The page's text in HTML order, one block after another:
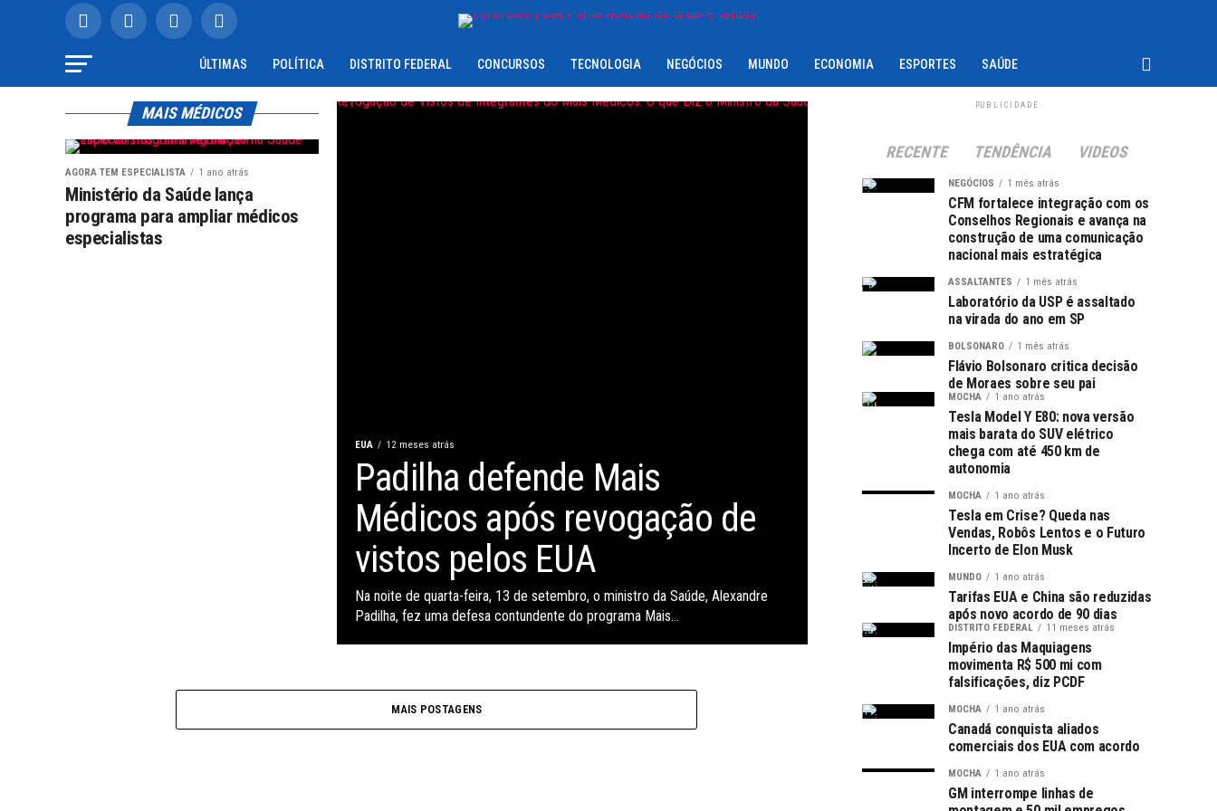
ÚLTIMAS POLÍTICA DISTRITO FEDERAL CONCURSOS TECNOLOGIA NEGÓCIOS MUNDO ECONOMIA ESPORTES SAÚDE
EUA 12 meses atrás
Padilha defende Mais
Médicos após revogação de
vistos pelos EUA
Na noite de quarta-feira, 13 de setembro, o ministro da Saúde, Alexandre
Padilha, fez uma defesa contundente do programa Mais...
MAIS MÉDICOS
AGORA TEM ESPECIALISTA 1 ano atrás
Ministério da Saúde lança
programa para ampliar médicos
especialistas
MAIS POSTAGENS
PUBLICIDADE
RECENTE TENDÊNCIA VIDEOS
NEGÓCIOS 1 mês atrás
CFM fortalece integração com os
Conselhos Regionais e avança na
construção de uma comunicação
nacional mais estratégica
ASSALTANTES 1 mês atrás
Laboratório da USP é assaltado
na virada do ano em SP
BOLSONARO 1 mês atrás
Flávio Bolsonaro critica decisão
de Moraes sobre seu pai
MOCHA 1 ano atrás
Tesla Model Y E80: nova versão
mais barata do SUV elétrico
chega com até 450 km de
autonomia
MOCHA 1 ano atrás
Tesla em Crise? Queda nas
Vendas, Robôs Lentos e o Futuro
Incerto de Elon Musk
MUNDO 1 ano atrás
Tarifas EUA e China são reduzidas
após novo acordo de 90 dias
DISTRITO FEDERAL 11 meses atrás
Império das Maquiagens
movimenta R$ 500 mi com
falsificações, diz PCDF
MOCHA 1 ano atrás
Canadá conquista aliados
comerciais dos EUA com acordo
MOCHA 1 ano atrás
GM interrompe linhas de